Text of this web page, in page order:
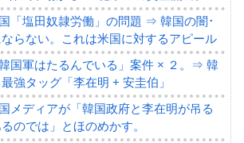
「塩田奴隷労働」の問題 ⇒ 韓国の闇･
らない。これは米国に対するアピール
韓国軍はたるんでいる」案件 × ２。⇒ 韓
強タッグ「李在明 + 安圭伯」
メディアが「韓国政府と李在明が吊る
のでは」とほのめかす。